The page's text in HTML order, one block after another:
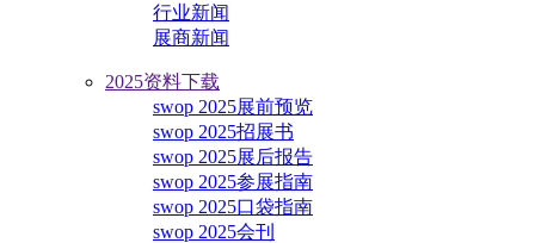
行业新闻
展商新闻
2025资料下载
swop 2025展前预览
swop 2025招展书
swop 2025展后报告
swop 2025参展指南
swop 2025口袋指南
swop 2025会刊